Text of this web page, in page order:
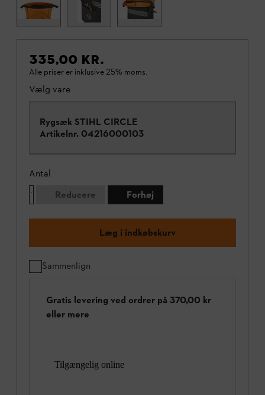
335,00 KR.
Alle priser er inklusive 25% moms.
Vælg vare
Rygsæk STIHL CIRCLE
Artikelnr. 04216000103
Antal
Reducere
Forhøj
Læg i indkøbskurv
Sammenlign
Gratis levering ved ordrer på 370,00 kr
eller mere
Tilgængelig online